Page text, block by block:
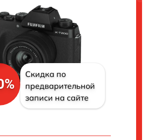
Скидка по
предварительной
записи на сайте